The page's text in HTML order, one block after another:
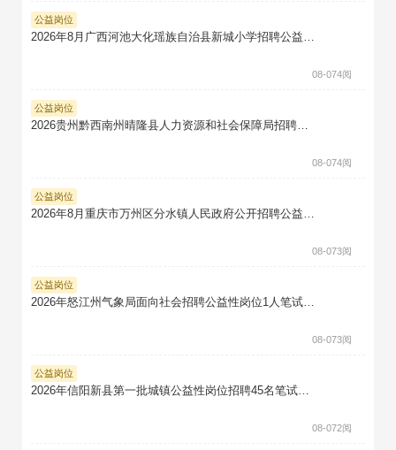
公益岗位
4阅
08-07
公益岗位
4阅
08-07
公益岗位
3阅
08-07
公益岗位
3阅
08-07
公益岗位
2阅
08-07